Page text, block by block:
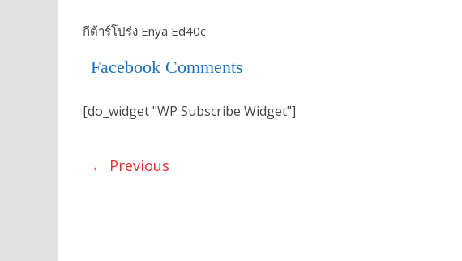
กีต้าร์โปร่ง Enya Ed40c
Facebook Comments
[do_widget "WP Subscribe Widget"]
← Previous